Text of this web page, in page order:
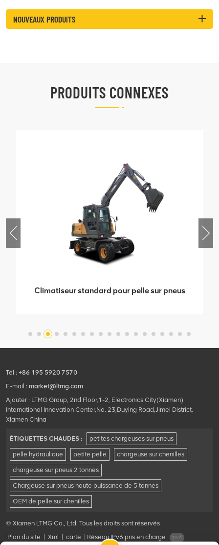
NOUVEAUX PRODUITS
PRODUITS CONNEXES
Climatiseur standard pour pelle sur pneus
Tél : +86 195 5920 7570
E-mail : market@ltmg.com
Ajouter : LTMG Group, 2nd Floor,1-2, Electronics City(Xiamen)
International Innovation Center,No. 23,Duying Road,Jimei District,
Xiamen China
ÉTIQUETTES CHAUDES : petites chargeuses sur pneus
pelle hydraulique petite pelle chargeuse sur chenilles
chargeuse sur pneus 2 tonnes
Chargeuse sur pneus haute puissance de 5 tonnes
OEM de pelle sur chenilles
© Xiamen LTMG Co., Ltd. Tous les droits sont réservés .
Plan du site
Xml carte Réseau IPv6 pris en charge